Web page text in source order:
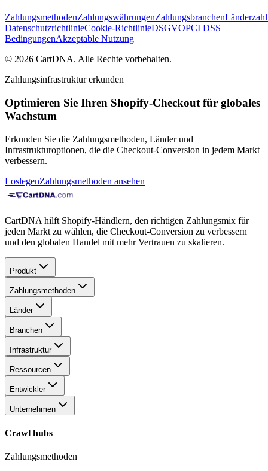
ZahlungsmethodenZahlungswährungenZahlungsbranchen
DatenschutzrichtlinieCookie-RichtlinieDSGVOPCI DSS
BedingungenAkzeptable Nutzung
© 2026 CartDNA. Alle Rechte vorbehalten.
Zahlungsinfrastruktur erkunden
Optimieren Sie Ihren Shopify-Checkout für globales
Wachstum
Erkunden Sie die Zahlungsmethoden, Länder und
Infrastrukturoptionen, die die Checkout-Conversion in jedem Markt
verbessern.
LoslegenZahlungsmethoden ansehen
CartDNA hilft Shopify-Händlern, den richtigen Zahlungsmix für
jeden Markt zu wählen, die Checkout-Conversion zu verbessern
und den globalen Handel mit mehr Vertrauen zu skalieren.
Produkt
Zahlungsmethoden
Länder
Branchen
Infrastruktur
Ressourcen
Entwickler
Unternehmen
Crawl hubs
Zahlungsmethoden